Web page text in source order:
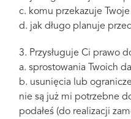
c. komu przekazuje
d. jak długo planuje
3. Przysługuje Ci prawo
a. sprostowania Twoich
b. usunięcia lub
nie są już mi potrzebne
podałeś (do realizacji